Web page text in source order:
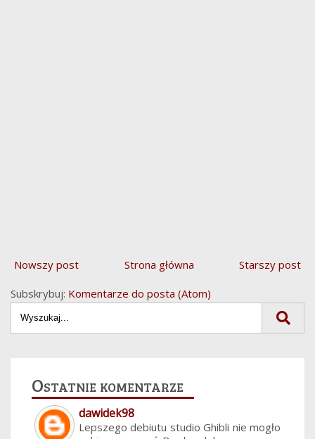
Nowszy post Starszy post
Strona główna
Subskrybuj: Komentarze do posta (Atom)
Ostatnie komentarze
dawidek98
Lepszego debiutu studio Ghibli nie mogło